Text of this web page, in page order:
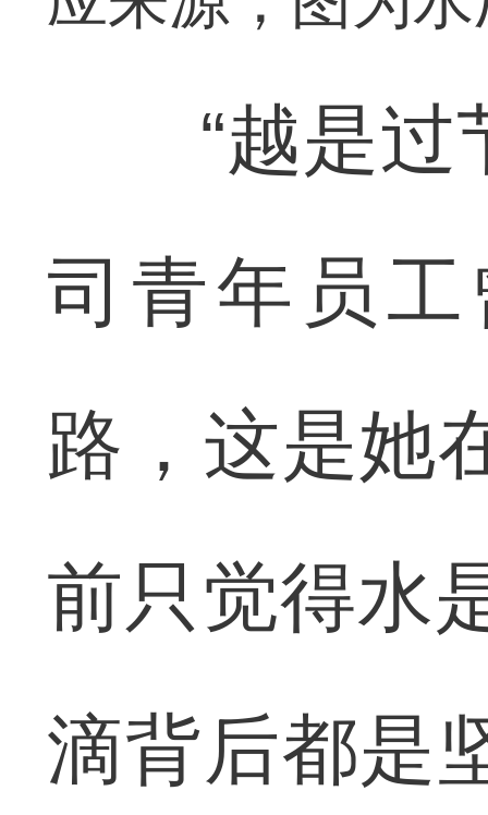
“越是过节
司青年员
路，这是她
前只觉得水
滴背后都是